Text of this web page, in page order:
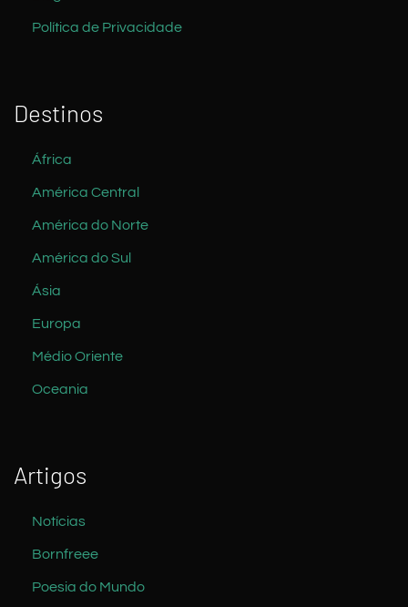
Política de Privacidade
Destinos
África
América Central
América do Norte
América do Sul
Ásia
Europa
Médio Oriente
Oceania
Artigos
Notícias
Bornfreee
Poesia do Mundo